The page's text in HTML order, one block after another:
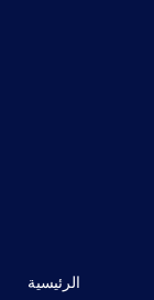
الرئيسية